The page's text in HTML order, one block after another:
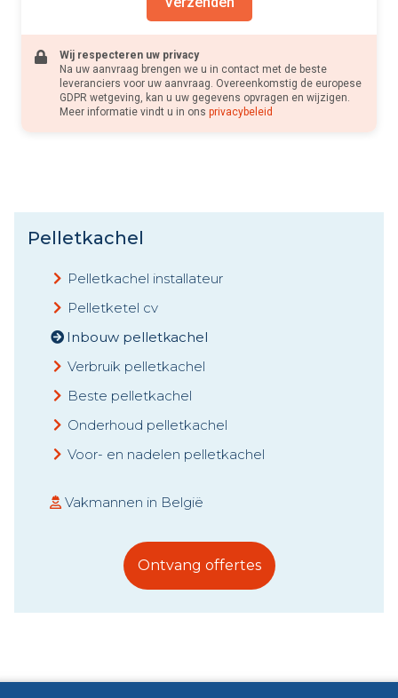
Wij respecteren uw privacy
Na uw aanvraag brengen we u in contact met de beste
leveranciers voor uw aanvraag. Overeenkomstig de europese
GDPR wetgeving, kan u uw gegevens opvragen en wijzigen.
Meer informatie vindt u in ons privacybeleid
Pelletkachel
Pelletkachel installateur
Pelletketel cv
Inbouw pelletkachel
Verbruik pelletkachel
Beste pelletkachel
Onderhoud pelletkachel
Voor- en nadelen pelletkachel
Vakmannen in België
Ontvang offertes